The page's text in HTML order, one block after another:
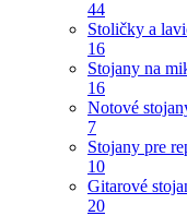
44
Stoličky a
16
Stojany na
16
Notové
7
Stojany pre
10
Gitarové
20